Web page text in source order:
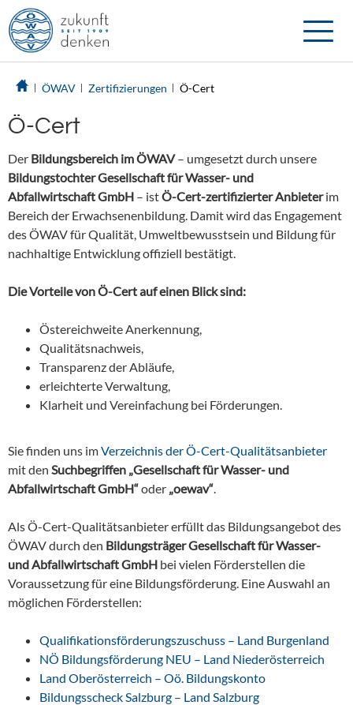
Toggle
ÖWAV Zertifizierungen Ö-Cert
Ö-Cert
Der Bildungsbereich im ÖWAV– umgesetzt durch unsere
Bildungstochter Gesellschaft für Wasser- und
Abfallwirtschaft GmbH – istÖ-Cert-zertifizierter Anbieterim
Bereich der Erwachsenenbildung. Damit wird das Engagement
des ÖWAV für Qualität, Umweltbewusstsein und Bildung für
nachhaltige Entwicklung offiziell bestätigt.
Die Vorteile von Ö-Cert auf einen Blick sind:
Östereichweite Anerkennung,
Qualitätsnachweis,
Transparenz der Abläufe,
erleichterte Verwaltung,
Klarheit und Vereinfachung bei Förderungen.
Sie finden uns imVerzeichnis der Ö-Cert-Qualitätsanbieter
mit den Suchbegriffen „Gesellschaft für Wasser- und
Abfallwirtschaft GmbH“oder „oewav“.
Als Ö-Cert-Qualitätsanbieter erfüllt das Bildungsangebot des
ÖWAV durch den Bildungsträger Gesellschaft für Wasser-
und Abfallwirtschaft GmbH bei vielen Förderstellen die
Voraussetzung für eine Bildungsförderung. Eine Auswahl an
möglichen Förderstellen:
Qualifikationsförderungszuschuss – Land Burgenland
NÖ Bildungsförderung NEU – Land Niederösterreich
Land Oberösterreich – Oö. Bildungskonto
Bildungsscheck Salzburg – Land Salzburg